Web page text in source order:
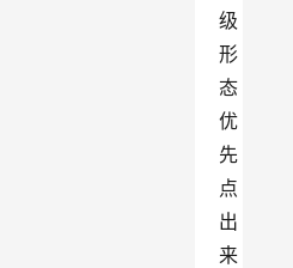
级
形
态
优
先
点
出
来